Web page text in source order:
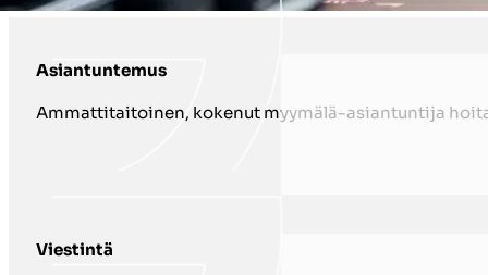
Asiantuntemus
Ammattitaitoinen, kokenut myymälä-asiantuntija
Viestintä